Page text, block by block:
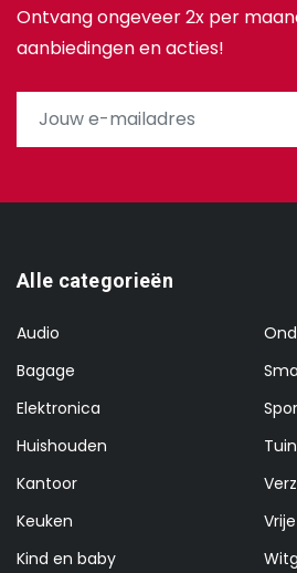
Ontvang ongeveer 2x per
aanbiedingen en acties!
Alle categorieën
Audio
Bagage
Elektronica
Huishouden
Kantoor
Keuken
Kind en baby
Tuin